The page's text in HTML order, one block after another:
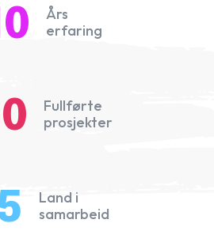
Års
erfaring
Fullførte
prosjekter
Land i
samarbeid